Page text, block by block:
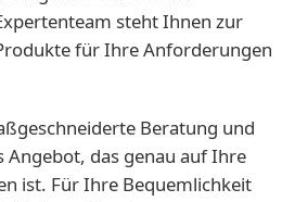
steht Ihnen zur
für Ihre Anforderungen
Beratung und
Angebot, das genau auf Ihre
ist. Für Ihre Bequemlichkeit